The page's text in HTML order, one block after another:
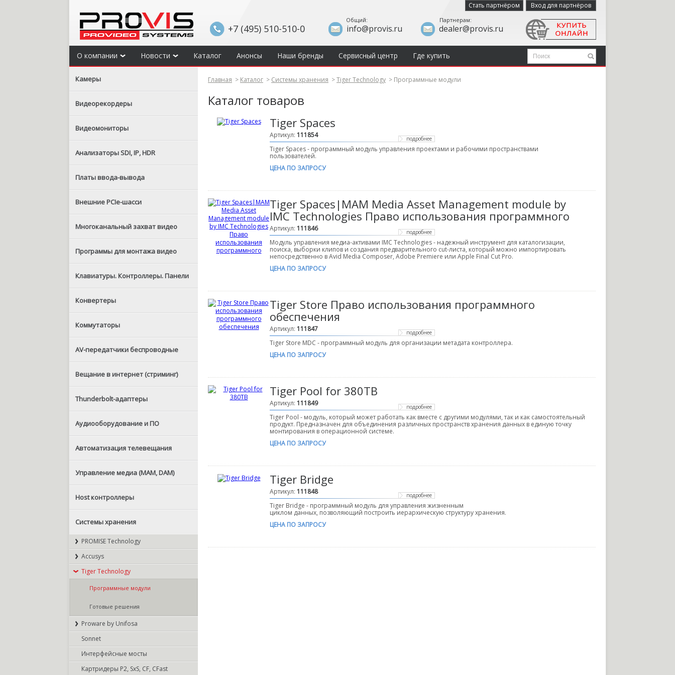
Стать партнёром Вход для партнёров
+7 (495) 510-510-0 info@provis.ru dealer@provis.ru
Общий: Партнерам:
О компании Новости Каталог Анонсы Наши бренды Сервисный центр Где купить
Камеры
Видеорекордеры
Видеомониторы
Анализаторы SDI, IP, HDR
Платы ввода-вывода
Внешние PCIe-шасси
Многоканальный захват видео
Программы для монтажа видео
Клавиатуры. Контроллеры. Панели
Конвертеры
Коммутаторы
AV-передатчики беспроводные
Вещание в интернет (стриминг)
Thunderbolt-адаптеры
Аудиооборудование и ПО
Автоматизация телевещания
Управление медиа (MAM, DAM)
Host контроллеры
Системы хранения
PROMISE Technology
Accusys
Tiger Technology
Программные модули
Готовые решения
Proware by Unifosa
Sonnet
Интерфейсные мосты
Картридеры P2, SxS, CF, CFast
Главная > Каталог > Системы хранения >Tiger Technology > Программные модули
Каталог товаров
Tiger Spaces
Артикул: 111854 подробнее
Tiger Spaces - программный модуль управления проектами и рабочими пространствами
пользователей.
ЦЕНА ПО ЗАПРОСУ
Tiger Spaces|MAM Media Asset Management module by
IMC Technologies Право использования программного
Артикул: 111846 подробнее
Модуль управления медиа-активами IMC Technologies - надежный инструмент для каталогизации,
поиска, выборки клипов и создания предварительного cut-листа, который можно импортировать
непосредственно в Avid Media Composer, Adobe Premiere или Apple Final Cut Pro.
ЦЕНА ПО ЗАПРОСУ
Tiger Store Право использования программного
обеспечения
Артикул: 111847 подробнее
Tiger Store MDC - программный модуль для организации метадата контроллера.
ЦЕНА ПО ЗАПРОСУ
Tiger Pool for 380TB
Артикул: 111849 подробнее
Tiger Pool - модуль, который может работать как вместе с другими модулями, так и как самостоятельный
продукт. Предназначен для объединения различных пространств хранения данных в единую точку
монтирования в операционной системе.
ЦЕНА ПО ЗАПРОСУ
Tiger Bridge
Артикул: 111848 подробнее
Tiger Bridge - программный модуль для управления жизненным
циклом данных, позволяющий построить иерархическую структуру хранения.
ЦЕНА ПО ЗАПРОСУ